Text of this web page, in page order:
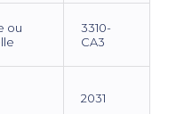
ou
3310-
CA3
2031